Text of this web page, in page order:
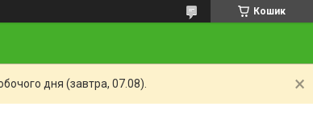
Кошик
дня (завтра, 07.08).